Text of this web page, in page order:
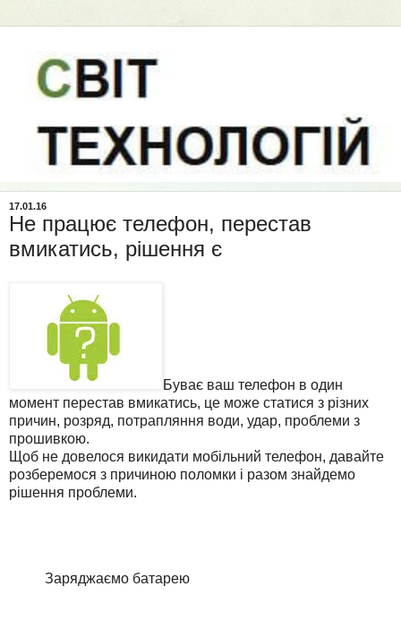
17.01.16
Не працює телефон, перестав
вмикатись, рішення є
Буває ваш телефон в один
момент перестав вмикатись, це може статися з різних
причин, розряд, потрапляння води, удар, проблеми з
прошивкою.
Щоб не довелося викидати мобільний телефон, давайте
розберемося з причиною поломки і разом знайдемо
рішення проблеми.
Заряджаємо батарею